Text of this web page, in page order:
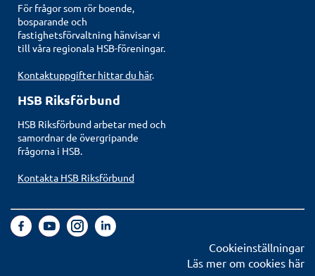
För frågor som rör boende,
bosparande och
fastighetsförvaltning hänvisar vi
till våra regionala HSB-föreningar.
Kontaktuppgifter hittar du här.
HSB Riksförbund
HSB Riksförbund arbetar med och
samordnar de övergripande
frågorna i HSB.
Kontakta HSB Riksförbund
Cookieinställningar
Läs mer om cookies här